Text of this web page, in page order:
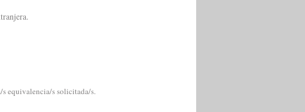
s equivalencia/s solicitada/s.